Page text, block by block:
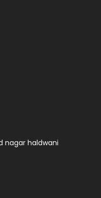
nagar haldwani